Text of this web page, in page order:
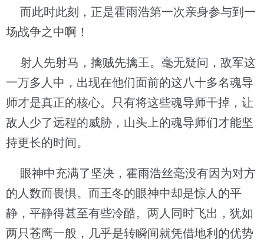
而此时此刻，正是霍雨浩第一次亲身参与到一
场战争之中啊！
射人先射马，擒贼先擒王。毫无疑问，敌军这
一万多人中，出现在他们面前的这八十多名魂导
师才是真正的核心。只有将这些魂导师干掉，让
敌人少了远程的威胁，山头上的魂导师们才能坚
持更长的时间。
眼神中充满了坚决，霍雨浩丝毫没有因为对方
的人数而畏惧。而王冬的眼神中却是惊人的平
静，平静得甚至有些冷酷。两人同时飞出，犹如
两只苍鹰一般，几乎是转瞬间就凭借地利的优势